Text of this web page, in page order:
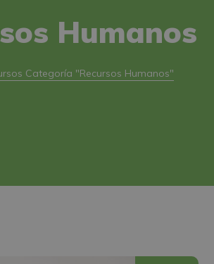
Humanos
Categoría "Recursos Humanos"